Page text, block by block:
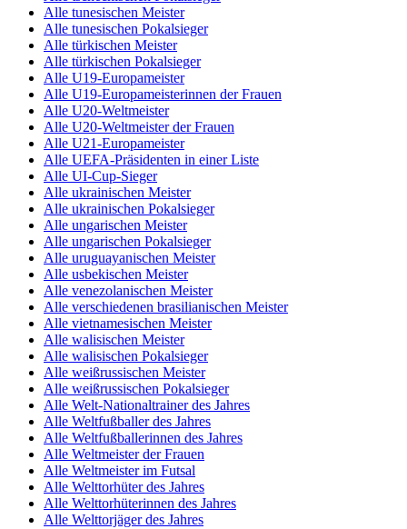
Alle tunesischen Meister
Alle tunesischen Pokalsieger
Alle türkischen Meister
Alle türkischen Pokalsieger
Alle U19-Europameister
Alle U19-Europameisterinnen der Frauen
Alle U20-Weltmeister
Alle U20-Weltmeister der Frauen
Alle U21-Europameister
Alle UEFA-Präsidenten in einer Liste
Alle UI-Cup-Sieger
Alle ukrainischen Meister
Alle ukrainischen Pokalsieger
Alle ungarischen Meister
Alle ungarischen Pokalsieger
Alle uruguayanischen Meister
Alle usbekischen Meister
Alle venezolanischen Meister
Alle verschiedenen brasilianischen Meister
Alle vietnamesischen Meister
Alle walisischen Meister
Alle walisischen Pokalsieger
Alle weißrussischen Meister
Alle weißrussischen Pokalsieger
Alle Welt-Nationaltrainer des Jahres
Alle Weltfußballer des Jahres
Alle Weltfußballerinnen des Jahres
Alle Weltmeister der Frauen
Alle Weltmeister im Futsal
Alle Welttorhüter des Jahres
Alle Welttorhüterinnen des Jahres
Alle Welttorjäger des Jahres